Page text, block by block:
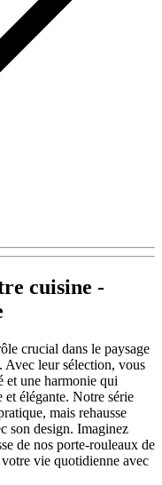
cuisine -
crucial dans le paysage
Avec leur sélection, vous
et une harmonie qui
élégante. Notre série
mais rehausse
son design. Imaginez
de nos porte-rouleaux de
vie quotidienne avec